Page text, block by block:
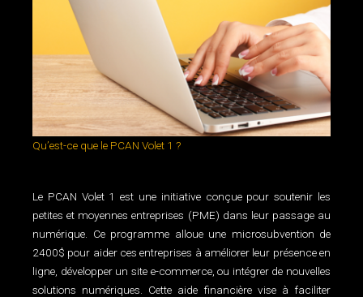
Qu’est-ce que le PCAN Volet 1 ?
Le PCAN Volet 1 est une initiative conçue pour soutenir les
petites et moyennes entreprises (PME) dans leur passage au
numérique. Ce programme alloue une microsubvention de
2400$ pour aider ces entreprises à améliorer leur présence en
ligne, développer un site e-commerce, ou intégrer de nouvelles
solutions numériques. Cette aide financière vise à faciliter